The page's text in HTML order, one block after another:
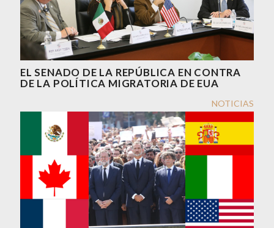
EL SENADO DE LA REPÚBLICA EN CONTRA
DE LA POLÍTICA MIGRATORIA DE EUA
NOTICIAS